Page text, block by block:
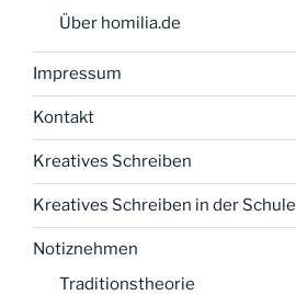
Über homilia.de
Impressum
Kontakt
Kreatives Schreiben
Kreatives Schreiben in der Schule
Notiznehmen
Traditionstheorie